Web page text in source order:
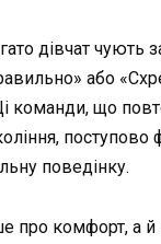
дівчат чують
або
команди, що
поведінку.
про комфорт, а й